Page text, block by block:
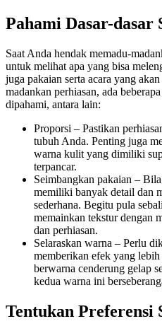
Pahami Dasar-dasar
Saat Anda hendak memadu-
untuk melihat apa yang bisa
juga pakaian serta acara yang
madankan perhiasan, ada
dipahami, antara lain:
Proporsi – Pastikan
tubuh Anda. Penting juga
warna kulit yang dimiliki
terpancar.
Seimbangkan pakaian –
memiliki banyak detail dan
sederhana. Begitu pula
memainkan tekstur dengan
dan perhiasan.
Selaraskan warna – Perlu
memberikan efek yang
berwarna cenderung gelap
kedua warna ini
Tentukan Preferensi